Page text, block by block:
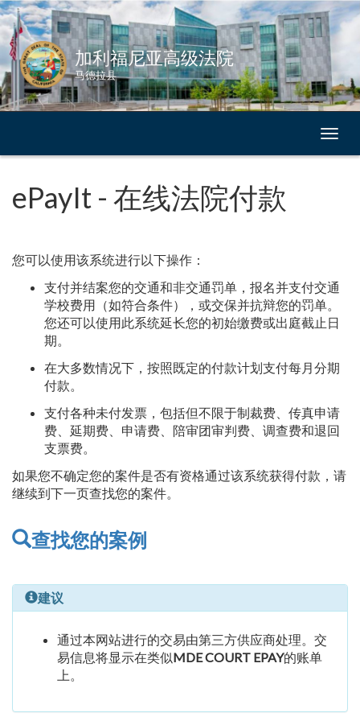
Skip
to
Content
加利福尼亚高级法院
马德拉县
切
ePayIt - 在线法院付款
您可以使用该系统进行以下操作：
支付并结案您的交通和非交通罚单，报名并支付交通
学校费用（如符合条件），或交保并抗辩您的罚单。
您还可以使用此系统延长您的初始缴费或出庭截止日
期。
在大多数情况下，按照既定的付款计划支付每月分期
付款。
支付各种未付发票，包括但不限于制裁费、传真申请
费、延期费、申请费、陪审团审判费、调查费和退回
支票费。
如果您不确定您的案件是否有资格通过该系统获得付款，请
继续到下一页查找您的案件。
查找您的案例
建议
通过本网站进行的交易由第三方供应商处理。交
易信息将显示在类似MDE COURT EPAY的账单
上。